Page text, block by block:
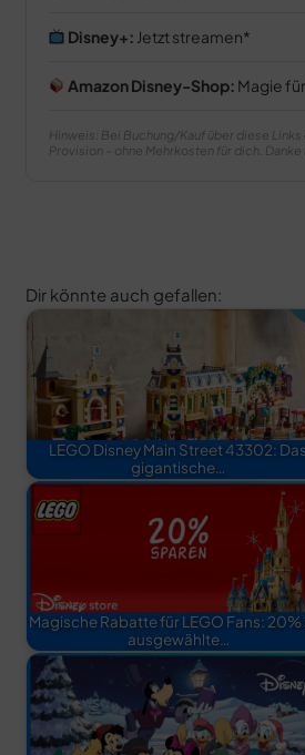
Disney+: Jetzt streamen
Amazon Disney-Shop: Magie
Hinweis: Bei Buchung/Kauf über diese
Provision – ohne Mehrkosten für dich. Danke
Dir könnte auch gefallen:
LEGO Disney Main Street 43302: Das
gigantische…
Magische Rabatte für LEGO Fans: 20%
ausgewählte…